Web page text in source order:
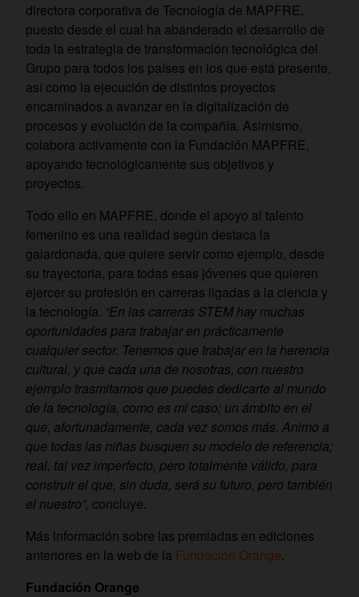
directora corporativa de Tecnología de MAPFRE,
puesto desde el cual ha abanderado el desarrollo de
toda la estrategia de transformación tecnológica del
Grupo para todos los países en los que está presente,
así como la ejecución de distintos proyectos
encaminados a avanzar en la digitalización de
procesos y evolución de la compañía. Asimismo,
colabora activamente con la Fundación MAPFRE,
apoyando tecnológicamente sus objetivos y
proyectos.
Todo ello en MAPFRE, donde el apoyo al talento
femenino es una realidad según destaca la
galardonada, que quiere servir como ejemplo, desde
su trayectoria, para todas esas jóvenes que quieren
ejercer su profesión en carreras ligadas a la ciencia y
la tecnología. “En las carreras STEM hay muchas
oportunidades para trabajar en prácticamente
cualquier sector. Tenemos que trabajar en la herencia
cultural, y que cada una de nosotras, con nuestro
ejemplo trasmitamos que puedes dedicarte al mundo
de la tecnología, como es mi caso; un ámbito en el
que, afortunadamente, cada vez somos más. Animo a
que todas las niñas busquen su modelo de referencia;
real, tal vez imperfecto, pero totalmente válido, para
construir el que, sin duda, será su futuro, pero también
el nuestro”, concluye.
Más información sobre las premiadas en ediciones
anteriores en la web de la Fundación Orange.
Fundación Orange